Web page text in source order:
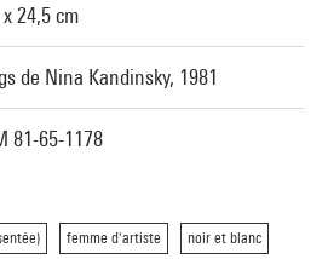
24,5 cm
de Nina Kandinsky, 1981
81-65-1178
femme d'artiste noir et blanc